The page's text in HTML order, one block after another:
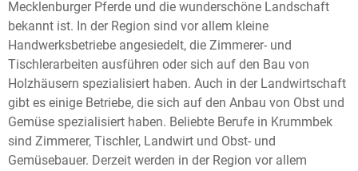
Mecklenburger Pferde und die wunderschöne Landschaft
bekannt ist. In der Region sind vor allem kleine
Handwerksbetriebe angesiedelt, die Zimmerer- und
Tischlerarbeiten ausführen oder sich auf den Bau von
Holzhäusern spezialisiert haben. Auch in der Landwirtschaft
gibt es einige Betriebe, die sich auf den Anbau von Obst und
Gemüse spezialisiert haben. Beliebte Berufe in Krummbek
sind Zimmerer, Tischler, Landwirt und Obst- und
Gemüsebauer. Derzeit werden in der Region vor allem